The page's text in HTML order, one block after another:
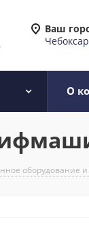
Ваш
О
оборудование